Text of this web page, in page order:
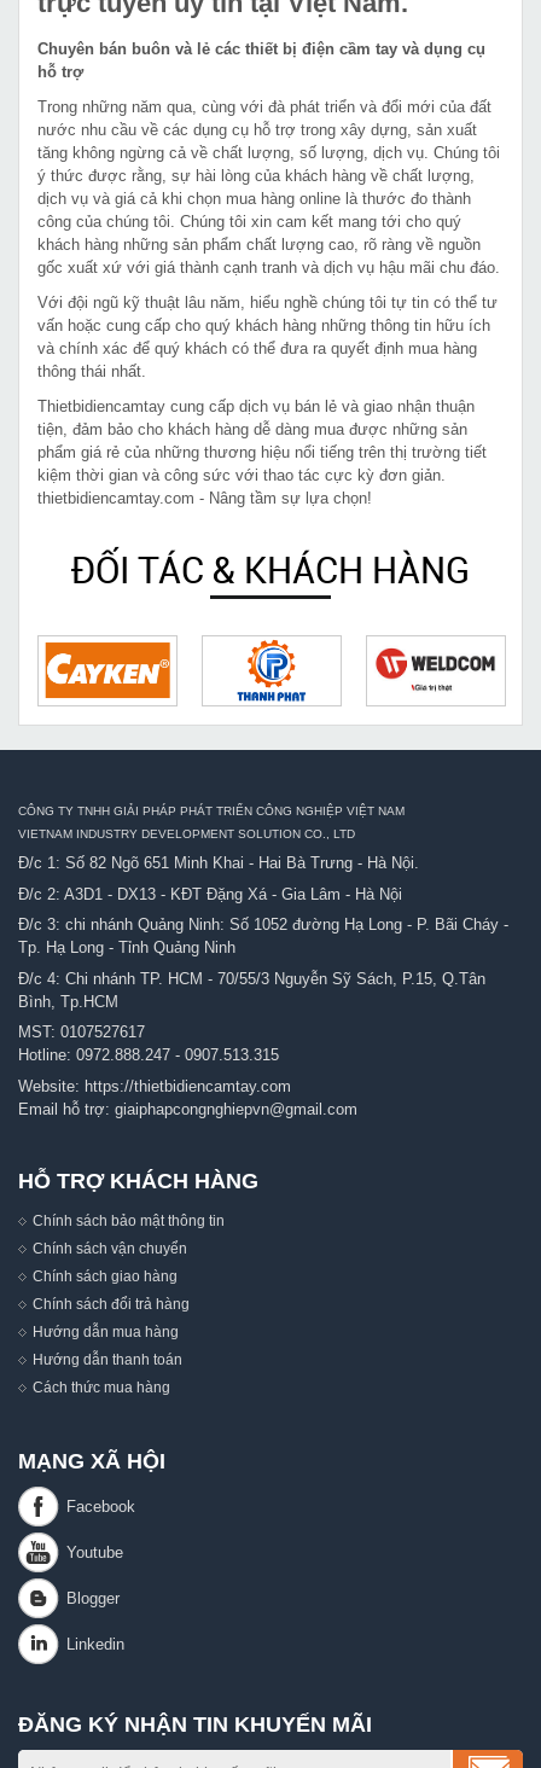
Chuyên bán buôn và lẻ các thiết bị điện cầm tay và dụng cụ
hỗ trợ
Trong những năm qua, cùng với đà phát triển và đổi mới của đất
nước nhu cầu về các dụng cụ hỗ trợ trong xây dựng, sản xuất
tăng không ngừng cả về chất lượng, số lượng, dịch vụ. Chúng tôi
ý thức được rằng, sự hài lòng của khách hàng về chất lượng,
dịch vụ và giá cả khi chọn mua hàng online là thước đo thành
công của chúng tôi. Chúng tôi xin cam kết mang tới cho quý
khách hàng những sản phẩm chất lượng cao, rõ ràng về nguồn
gốc xuất xứ với giá thành cạnh tranh và dịch vụ hậu mãi chu đáo.
Với đội ngũ kỹ thuật lâu năm, hiểu nghề chúng tôi tự tin có thể tư
vấn hoặc cung cấp cho quý khách hàng những thông tin hữu ích
và chính xác để quý khách có thể đưa ra quyết định mua hàng
thông thái nhất.
Thietbidiencamtay cung cấp dịch vụ bán lẻ và giao nhận thuận
tiện, đảm bảo cho khách hàng dễ dàng mua được những sản
phẩm giá rẻ của những thương hiệu nổi tiếng trên thị trường tiết
kiệm thời gian và công sức với thao tác cực kỳ đơn giản.
thietbidiencamtay.com - Nâng tầm sự lựa chọn!
ĐỐI TÁC & KHÁCH HÀNG
CÔNG TY TNHH GIẢI PHÁP PHÁT TRIỂN CÔNG NGHIỆP VIỆT NAM
VIETNAM INDUSTRY DEVELOPMENT SOLUTION CO., LTD
Đ/c 1: Số 82 Ngõ 651 Minh Khai - Hai Bà Trưng - Hà Nội.
Đ/c 2: A3D1 - DX13 - KĐT Đặng Xá - Gia Lâm - Hà Nội
Đ/c 3: chi nhánh Quảng Ninh: Số 1052 đường Hạ Long - P. Bãi Cháy -
Tp. Hạ Long - Tỉnh Quảng Ninh
Đ/c 4: Chi nhánh TP. HCM - 70/55/3 Nguyễn Sỹ Sách, P.15, Q.Tân
Bình, Tp.HCM
MST: 0107527617
Hotline: 0972.888.247 - 0907.513.315
Website: https://thietbidiencamtay.com
Email hỗ trợ: giaiphapcongnghiepvn@gmail.com
HỖ TRỢ KHÁCH HÀNG
Chính sách bảo mật thông tin
Chính sách vận chuyển
Chính sách giao hàng
Chính sách đổi trả hàng
Hướng dẫn mua hàng
Hướng dẫn thanh toán
Cách thức mua hàng
MẠNG XÃ HỘI
ĐĂNG KÝ NHẬN TIN KHUYẾN MÃI